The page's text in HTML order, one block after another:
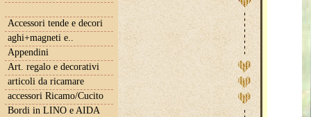
Accessori tende e decori
aghi+magneti e..
Appendini
Art. regalo e decorativi
articoli da ricamare
accessori Ricamo/Cucito
Bordi in LINO e AIDA